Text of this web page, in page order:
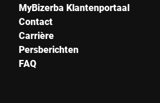
MyBizerba Klantenportaal
Contact
Carrière
Persberichten
FAQ